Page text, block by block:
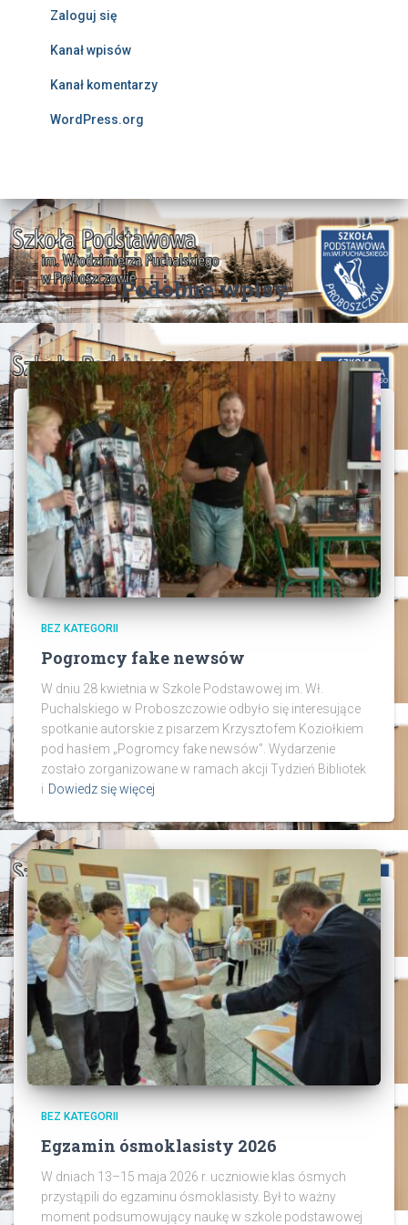
Zaloguj się
Kanał wpisów
Kanał komentarzy
WordPress.org
Podobne wpisy
BEZ KATEGORII
Pogromcy fake newsów
W dniu 28 kwietnia w Szkole Podstawowej im. Wł.
Puchalskiego w Proboszczowie odbyło się interesujące
spotkanie autorskie z pisarzem Krzysztofem Koziołkiem
pod hasłem „Pogromcy fake newsów”. Wydarzenie
zostało zorganizowane w ramach akcji Tydzień Bibliotek
i Dowiedz się więcej
BEZ KATEGORII
Egzamin ósmoklasisty 2026
W dniach 13–15 maja 2026 r. uczniowie klas ósmych
przystąpili do egzaminu ósmoklasisty. Był to ważny
moment podsumowujący naukę w szkole podstawowej